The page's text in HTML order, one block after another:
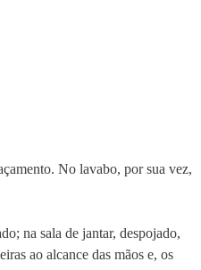
No lavabo, por sua vez,
na sala de jantar, despojado,
ao alcance das mãos e, os